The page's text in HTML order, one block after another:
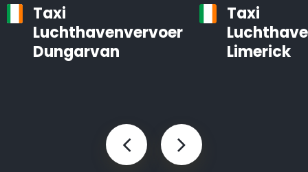
Taxi
Luchthavenvervoer
Dungarvan
Taxi
Limerick